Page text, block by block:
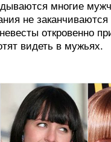
многие
не
откровенно
видеть в мужьях.